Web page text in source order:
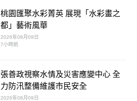
桃園匯聚水彩菁英 展現「水彩畫之
都」藝術風華
2026年08月09日
7小時前
張善政視察水情及災害應變中心 全
力防汛整備維護市民安全
2026年08月09日